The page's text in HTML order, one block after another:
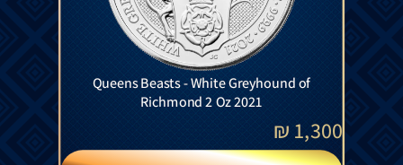
Queens Beasts - White Greyhound of
Richmond 2 Oz 2021
1,300
₪